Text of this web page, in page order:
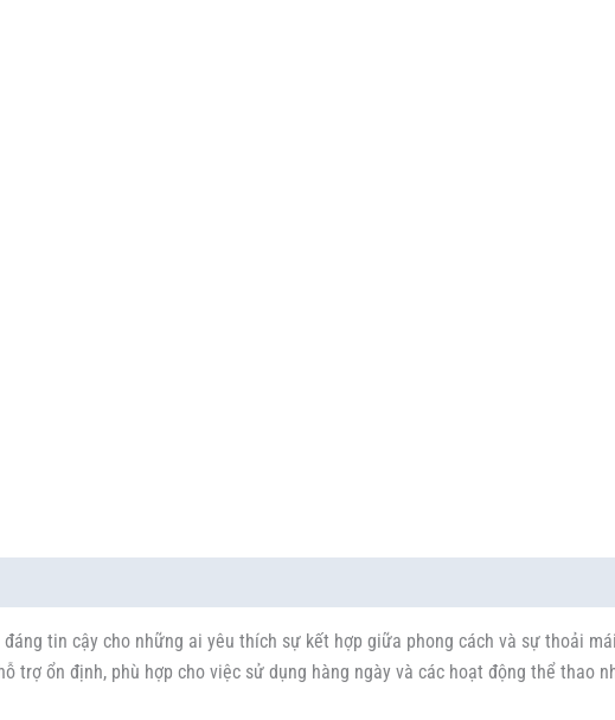
tin cậy cho những ai yêu thích sự kết hợp giữa phong cách và sự thoải
trợ ổn định, phù hợp cho việc sử dụng hàng ngày và các hoạt động thể thao